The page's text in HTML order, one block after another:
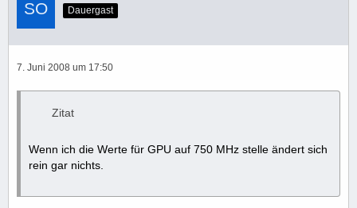
Dauergast
7. Juni 2008 um 17:50
Zitat
Wenn ich die Werte für GPU auf 750 MHz stelle ändert sich
rein gar nichts.